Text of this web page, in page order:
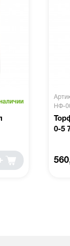
НФ-
0-5